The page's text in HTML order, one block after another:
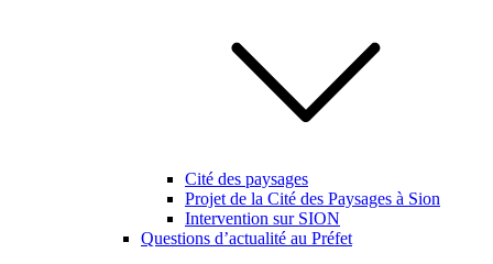
Cité des paysages
Projet de la Cité des Paysages à Sion
Intervention sur SION
Questions d’actualité au Préfet